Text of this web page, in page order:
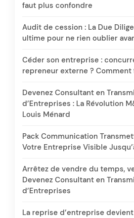
faut plus confondre
Audit de cession : La Due
ultime pour ne rien oublier
Céder son entreprise :
repreneur externe ? Comment
Devenez Consultant en
d’Entreprises : La Révolution
Louis Ménard
Pack Communication
Votre Entreprise Visible
Arrêtez de vendre du temps,
Devenez Consultant en
d’Entreprises
La reprise d’entreprise